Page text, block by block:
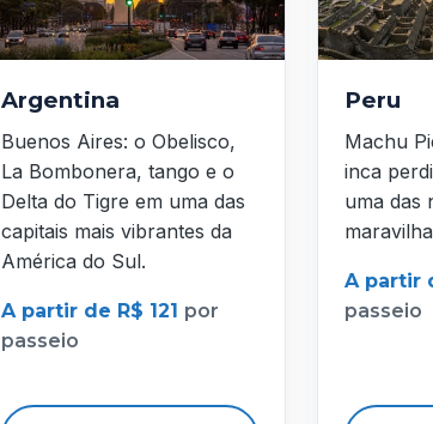
Argentina
Buenos Aires: o Obelisco,
La Bombonera, tango e o
Delta do Tigre em uma das
capitais mais vibrantes da
América do Sul.
A partir de R$ 121 por
passeio
Peru
Machu
inca
uma das
A partir
passeio